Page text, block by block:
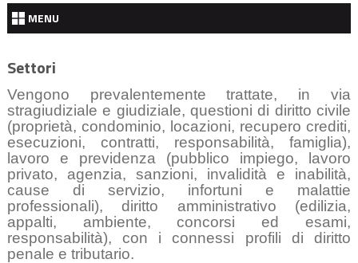
MENU
Settori
Vengono prevalentemente trattate, in via
stragiudiziale e giudiziale, questioni di diritto civile
(proprietà, condominio, locazioni, recupero crediti,
esecuzioni, contratti, responsabilità, famiglia),
lavoro e previdenza (pubblico impiego, lavoro
privato, agenzia, sanzioni, invalidità e inabilità,
cause di servizio, infortuni e malattie
professionali), diritto amministrativo (edilizia,
appalti, ambiente, concorsi ed esami,
responsabilità), con i connessi profili di diritto
penale e tributario.